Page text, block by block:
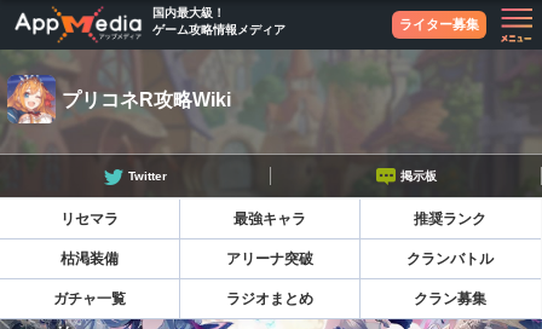
国内最大級！
ゲーム攻略情報メディア
ライター募集
Twitter 掲示板
プリコネR攻略Wiki
リセマラ 最強キャラ 推奨ランク
枯渇装備 アリーナ突破 クランバトル
ガチャ一覧 ラジオまとめ クラン募集